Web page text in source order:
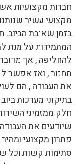
חברות מקצועיות
מקצועי עשיר
בזמן שאיבת הביוב.
המתמידות על מנת
להחליפה , אך
תחזור , ואז אפשר
את העבודה , הם
בתיקוני מערכות
חלק ממזמיני
שיודעים את
פתרון מקצועי
סתימות קשות וכל